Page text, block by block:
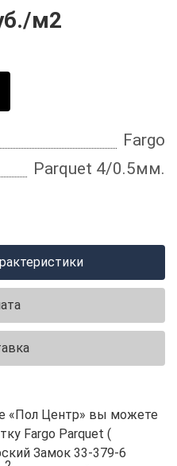
м2
Fargo
Parquet 4/0.5мм.
«Пол Центр» вы можете
Fargo Parquet (
Замок 33-379-6